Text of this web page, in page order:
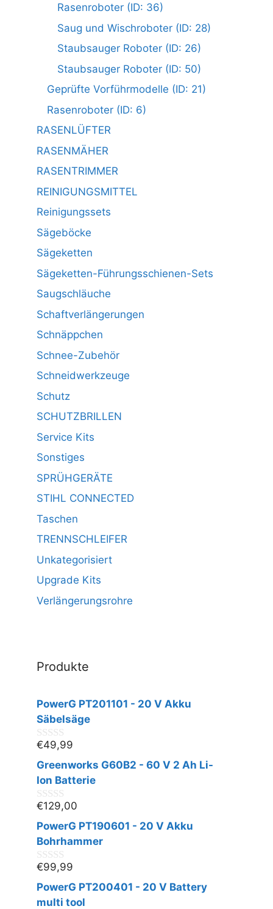
Rasenroboter (ID: 36)
Saug und Wischroboter (ID: 28)
Staubsauger Roboter (ID: 26)
Staubsauger Roboter (ID: 50)
Geprüfte Vorführmodelle (ID: 21)
Rasenroboter (ID: 6)
RASENLÜFTER
RASENMÄHER
RASENTRIMMER
REINIGUNGSMITTEL
Reinigungssets
Sägeböcke
Sägeketten
Sägeketten-Führungsschienen-Sets
Saugschläuche
Schaftverlängerungen
Schnäppchen
Schnee-Zubehör
Schneidwerkzeuge
Schutz
SCHUTZBRILLEN
Service Kits
Sonstiges
SPRÜHGERÄTE
STIHL CONNECTED
Taschen
TRENNSCHLEIFER
Unkategorisiert
Upgrade Kits
Verlängerungsrohre
Produkte
PowerG PT201101 - 20 V Akku
Säbelsäge
0
v
o
n
€49,99
Greenworks G60B2 - 60 V 2 Ah Li-
Ion Batterie
0
v
o
n
€129,00
PowerG PT190601 - 20 V Akku
Bohrhammer
0
v
o
n
€99,99
PowerG PT200401 - 20 V Battery
multi tool